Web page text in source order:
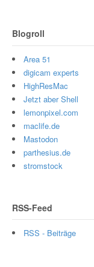
Blogroll
Area 51
digicam experts
HighResMac
Jetzt aber Shell
lemonpixel.com
maclife.de
Mastodon
parthesius.de
stromstock
RSS-Feed
RSS - Beiträge